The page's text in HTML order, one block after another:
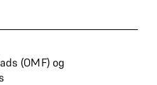
(OMF) og